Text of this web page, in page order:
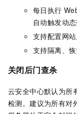
每日执行
自动触发动态
支持配置网站
支持隔离、
关闭后门查杀
云安全中心默认为所
检测。建议为所有对